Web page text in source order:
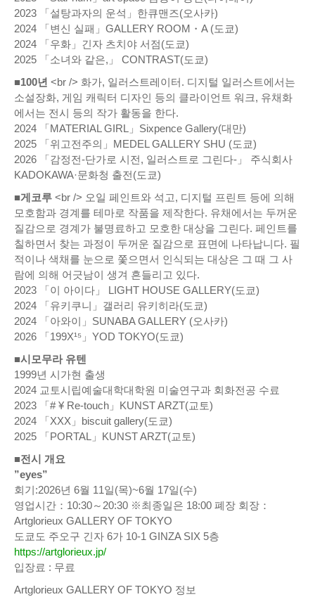
2023 「설탕과자의 운석」한큐맨즈(오사카)
2024 「변신 실패」GALLERY ROOM・A (도쿄)
2024 「우화」긴자 츠치야 서점(도쿄)
2025 「소녀와 같은,」 CONTRAST(도쿄)
■100년 <br /> 화가, 일러스트레이터. 디지털 일러스트에서는
소설장화, 게임 캐릭터 디자인 등의 클라이언트 워크, 유채화
에서는 전시 등의 작가 활동을 한다.
2024 「MATERIAL GIRL」Sixpence Gallery(대만)
2025 「위고전주의」MEDEL GALLERY SHU (도쿄)
2026 「감정전-단가로 시전, 일러스트로 그린다-」 주식회사
KADOKAWA·문화청 출전(도쿄)
■게코루 <br /> 오일 페인트와 석고, 디지털 프린트 등에 의해
모호함과 경계를 테마로 작품을 제작한다. 유채에서는 두꺼운
질감으로 경계가 불명료하고 모호한 대상을 그린다. 페인트를
칠하면서 찾는 과정이 두꺼운 질감으로 표면에 나타납니다. 필
적이나 색채를 눈으로 쫓으면서 인식되는 대상은 그 때 그 사
람에 의해 어긋남이 생겨 흔들리고 있다.
2023 「이 아이다」 LIGHT HOUSE GALLERY(도쿄)
2024 「유키쿠니」갤러리 유키히라(도쿄)
2024 「아와이」SUNABA GALLERY (오사카)
2026 「199X¹⁵」YOD TOKYO(도쿄)
■시모무라 유텐
1999년 시가현 출생
2024 교토시립예술대학대학원 미술연구과 회화전공 수료
2023 「# ¥ Re-touch」KUNST ARZT(교토)
2024 「XXX」biscuit gallery(도쿄)
2025 「PORTAL」KUNST ARZT(교토)
■전시 개요
”eyes”
회기:2026년 6월 11일(목)~6월 17일(수)
영업시간：10:30～20:30 ※최종일은 18:00 폐장 회장：
Artglorieux GALLERY OF TOKYO
도쿄도 주오구 긴자 6가 10-1 GINZA SIX 5층
https://artglorieux.jp/
입장료 : 무료
Artglorieux GALLERY OF TOKYO 정보